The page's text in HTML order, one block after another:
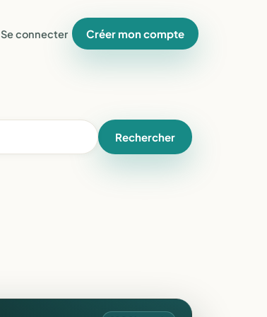
Se connecter Créer mon compte
Rechercher